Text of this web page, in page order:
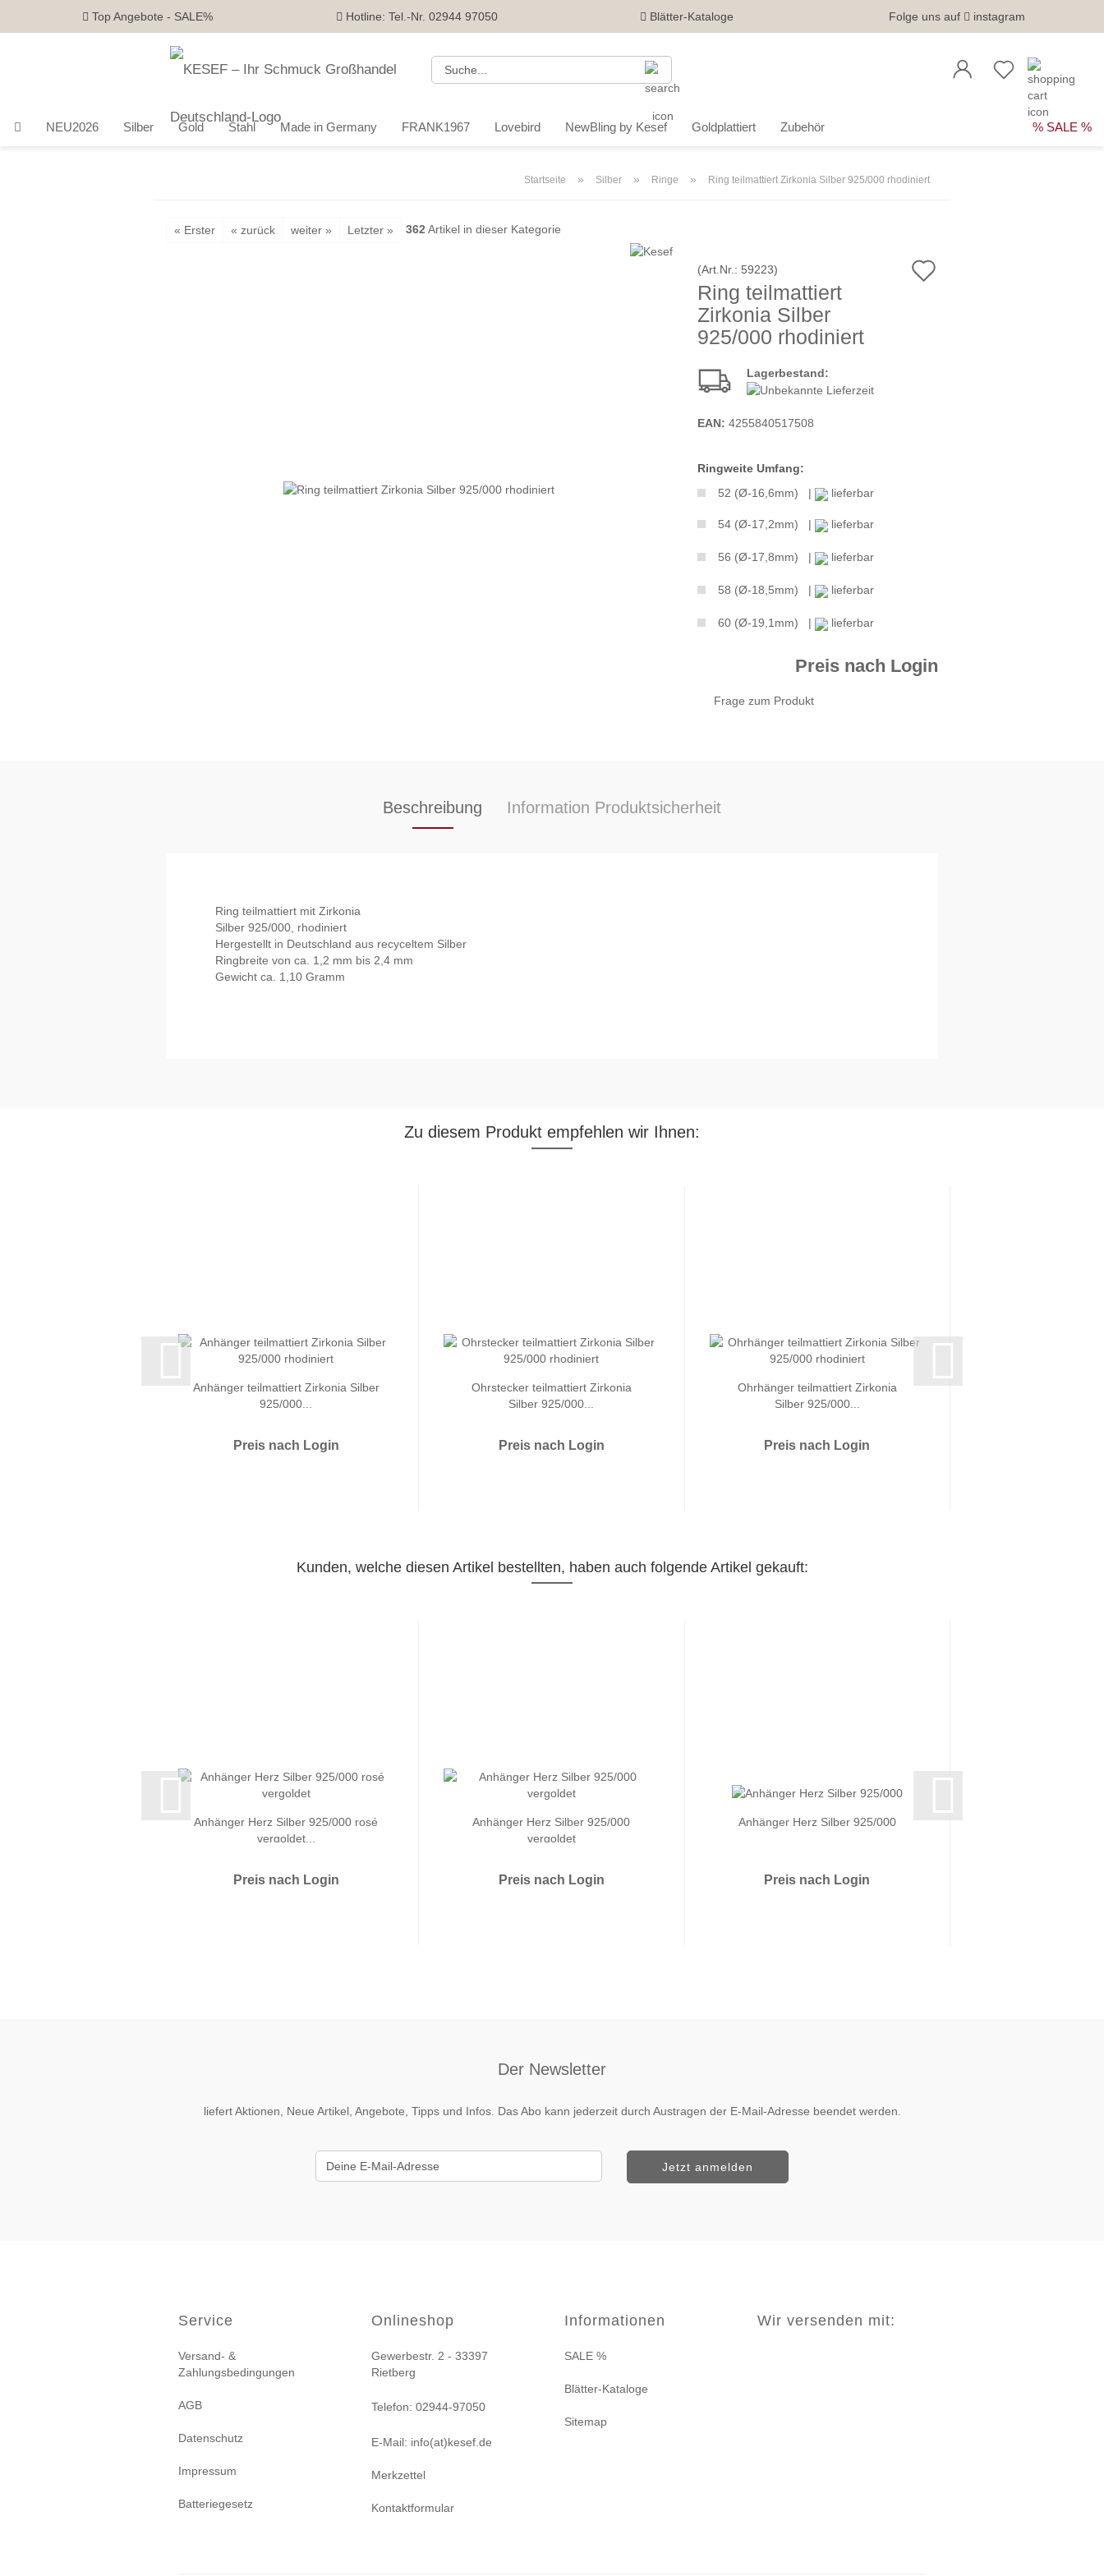
Top Angebote - SALE% Hotline: Tel.-Nr. 02944 97050 Blätter-Kataloge Folge uns auf instagram
NEU2026 Silber Gold Stahl Made in Germany FRANK1967 Lovebird NewBling by Kesef Goldplattiert Zubehör % SALE %
Startseite » Silber » Ringe » Ring teilmattiert Zirkonia Silber 925/000 rhodiniert
« Erster « zurück weiter » Letzter » 362 Artikel in dieser Kategorie
(Art.Nr.: 59223)
Ring teilmattiert
Zirkonia Silber
925/000 rhodiniert
Lagerbestand:
EAN: 4255840517508
Ringweite Umfang:
52 (Ø-16,6mm) |
lieferbar
54 (Ø-17,2mm) | lieferbar
56 (Ø-17,8mm) | lieferbar
58 (Ø-18,5mm) | lieferbar
60 (Ø-19,1mm) | lieferbar
Preis nach Login
Frage zum Produkt
Beschreibung Information Produktsicherheit
Ring teilmattiert mit Zirkonia
Silber 925/000, rhodiniert
Hergestellt in Deutschland aus recyceltem Silber
Ringbreite von ca. 1,2 mm bis 2,4 mm
Gewicht ca. 1,10 Gramm
Zu diesem Produkt empfehlen wir Ihnen:
Anhänger teilmattiert Zirkonia Silber
925/000...
Preis nach Login
Ohrstecker teilmattiert Zirkonia
Silber 925/000...
Preis nach Login
Ohrhänger teilmattiert Zirkonia
Silber 925/000...
Preis nach Login
Kunden, welche diesen Artikel bestellten, haben auch folgende Artikel gekauft:
Anhänger Herz Silber 925/000 rosé
vergoldet...
Preis nach Login
Anhänger Herz Silber 925/000
vergoldet
Preis nach Login
Anhänger Herz Silber 925/000
Preis nach Login
Der Newsletter
liefert Aktionen, Neue Artikel, Angebote, Tipps und Infos. Das Abo kann jederzeit durch Austragen der E-Mail-Adresse beendet werden.
Service
Versand- &
Zahlungsbedingungen
AGB
Datenschutz
Impressum
Batteriegesetz
Onlineshop
Gewerbestr. 2 - 33397
Rietberg
Telefon: 02944-97050
E-Mail: info(at)kesef.de
Merkzettel
Kontaktformular
Informationen
SALE %
Blätter-Kataloge
Sitemap
Wir versenden mit: